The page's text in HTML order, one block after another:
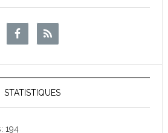
STATISTIQUES
194